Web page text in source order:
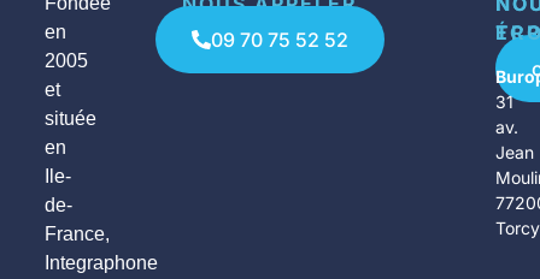
en
2005
et
située
en
Ile-
de-
France,
Integraphone
09 70 75 52 52
31
av.
Jean
Torcy